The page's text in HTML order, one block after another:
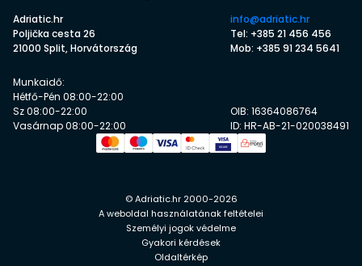
Adriatic.hr
Poljička cesta 26
21000 Split, Horvátország
info@adriatic.hr
Tel: +385 21 456 456
Mob: +385 91 234 5641
Munkaidő:
Hétfő-Pén 08:00-22:00
Sz 08:00-22:00
Vasárnap 08:00-22:00
OIB: 16364086764
ID: HR-AB-21-020038491
© Adriatic.hr 2000-2026
A weboldal használatának feltételei
Személyi jogok védelme
Gyakori kérdések
Oldaltérkép